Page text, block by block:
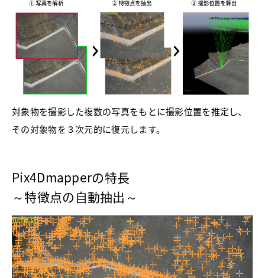
対象物を撮影した複数の写真をもとに撮影位置を推定し、
その対象物を３次元的に復元します。
Pix4Dmapperの特長
～特徴点の自動抽出～